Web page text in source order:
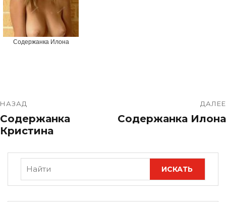
Содержанка Илона
НАЗАД
Содержанка
Кристина
ДАЛЕЕ
Содержанка Илона